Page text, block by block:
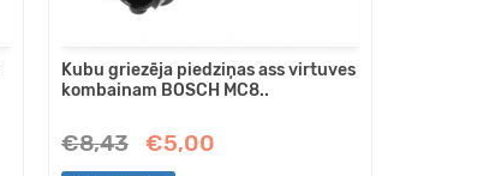
Kubu griezēja piedziņas ass virtuves
kombainam BOSCH MC8..
€8,43 €5,00